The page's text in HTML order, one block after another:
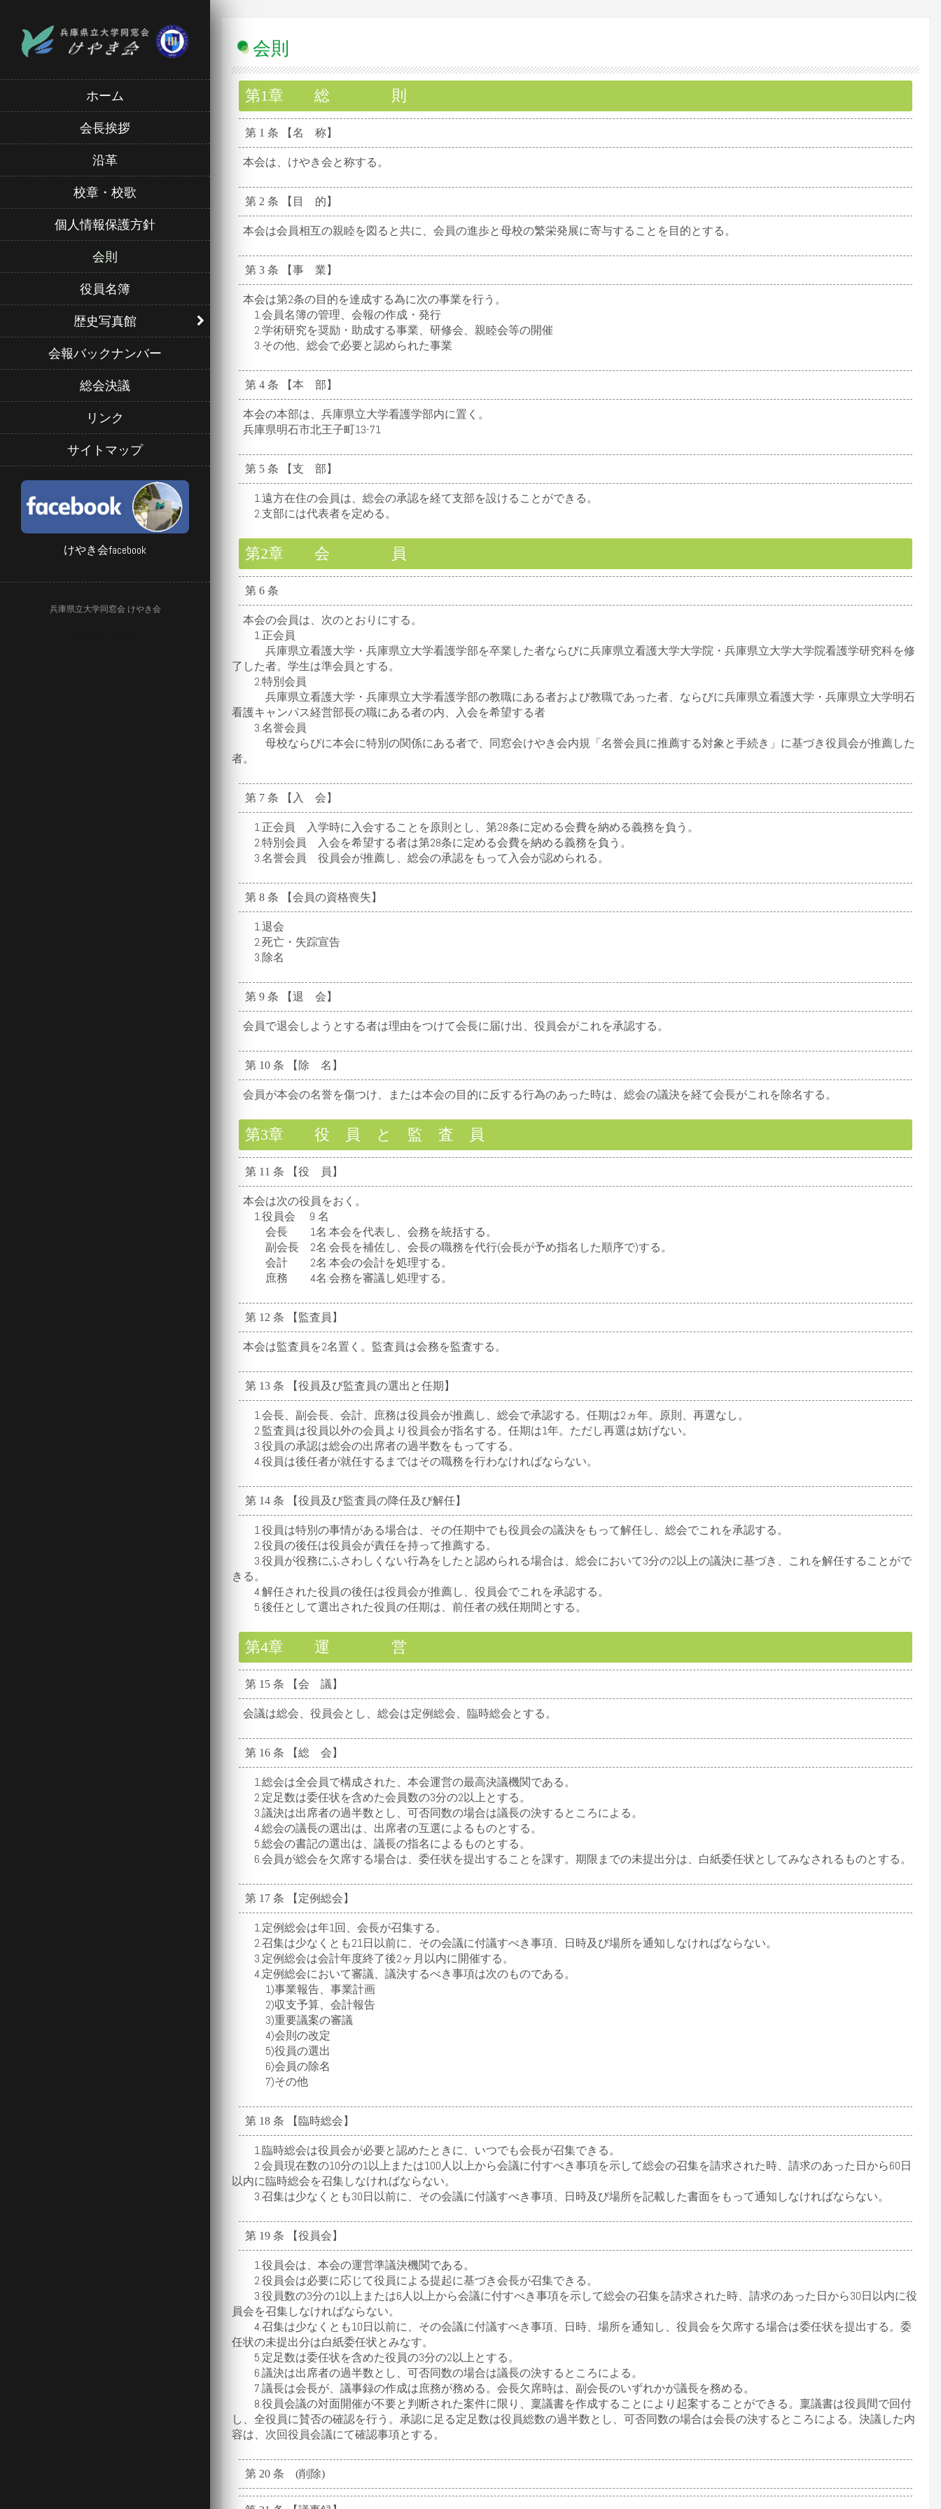
ホーム
会長挨拶
沿革
校章・校歌
個人情報保護方針
会則
役員名簿
歴史写真館
会報バックナンバー
総会決議
リンク
サイトマップ
けやき会facebook
兵庫県立大学同窓会 けやき会
会則
第1章 総 則
第 1 条 【名 称】
本会は、けやき会と称する。
第 2 条 【目 的】
本会は会員相互の親睦を図ると共に、会員の進歩と母校の繁栄発展に寄与することを目的とする。
第 3 条 【事 業】
本会は第2条の目的を達成する為に次の事業を行う。
1.会員名簿の管理、会報の作成・発行
2.学術研究を奨励・助成する事業、研修会、親睦会等の開催
3.その他、総会で必要と認められた事業
第 4 条 【本 部】
本会の本部は、兵庫県立大学看護学部内に置く。
兵庫県明石市北王子町13-71
第 5 条 【支 部】
1.遠方在住の会員は、総会の承認を経て支部を設けることができる。
2.支部には代表者を定める。
第2章 会 員
第 6 条
本会の会員は、次のとおりにする。
1.正会員
兵庫県立看護大学・兵庫県立大学看護学部を卒業した者ならびに兵庫県立看護大学大学院・兵庫県立大学大学院看護学研究科を修
了した者。学生は準会員とする。
2.特別会員
兵庫県立看護大学・兵庫県立大学看護学部の教職にある者および教職であった者、ならびに兵庫県立看護大学・兵庫県立大学明石
看護キャンパス経営部長の職にある者の内、入会を希望する者
3.名誉会員
母校ならびに本会に特別の関係にある者で、同窓会けやき会内規「名誉会員に推薦する対象と手続き」に基づき役員会が推薦した
者。
第 7 条 【入 会】
1.正会員 入学時に入会することを原則とし、第28条に定める会費を納める義務を負う。
2.特別会員 入会を希望する者は第28条に定める会費を納める義務を負う。
3.名誉会員 役員会が推薦し、総会の承認をもって入会が認められる。
第 8 条 【会員の資格喪失】
1.退会
2.死亡・失踪宣告
3.除名
第 9 条 【退 会】
会員で退会しようとする者は理由をつけて会長に届け出、役員会がこれを承認する。
第 10 条 【除 名】
会員が本会の名誉を傷つけ、または本会の目的に反する行為のあった時は、総会の議決を経て会長がこれを除名する。
第3章 役 員 と 監 査 員
第 11 条 【役 員】
本会は次の役員をおく。
1.役員会 9 名
会長 1名:本会を代表し、会務を統括する。
副会長 2名:会長を補佐し、会長の職務を代行(会長が予め指名した順序で)する。
会計 2名:本会の会計を処理する。
庶務 4名:会務を審議し処理する。
第 12 条 【監査員】
本会は監査員を2名置く。監査員は会務を監査する。
第 13 条 【役員及び監査員の選出と任期】
1.会長、副会長、会計、庶務は役員会が推薦し、総会で承認する。任期は2ヵ年。原則、再選なし。
2.監査員は役員以外の会員より役員会が指名する。任期は1年。ただし再選は妨げない。
3.役員の承認は総会の出席者の過半数をもってする。
4.役員は後任者が就任するまではその職務を行わなければならない。
第 14 条 【役員及び監査員の降任及び解任】
1.役員は特別の事情がある場合は、その任期中でも役員会の議決をもって解任し、総会でこれを承認する。
2.役員の後任は役員会が責任を持って推薦する。
3.役員が役務にふさわしくない行為をしたと認められる場合は、総会において3分の2以上の議決に基づき、これを解任することがで
きる。
4.解任された役員の後任は役員会が推薦し、役員会でこれを承認する。
5.後任として選出された役員の任期は、前任者の残任期間とする。
第4章 運 営
第 15 条 【会 議】
会議は総会、役員会とし、総会は定例総会、臨時総会とする。
第 16 条 【総 会】
1.総会は全会員で構成された、本会運営の最高決議機関である。
2.定足数は委任状を含めた会員数の3分の2以上とする。
3.議決は出席者の過半数とし、可否同数の場合は議長の決するところによる。
4.総会の議長の選出は、出席者の互選によるものとする。
5.総会の書記の選出は、議長の指名によるものとする。
6.会員が総会を欠席する場合は、委任状を提出することを課す。期限までの未提出分は、白紙委任状としてみなされるものとする。
第 17 条 【定例総会】
1.定例総会は年1回、会長が召集する。
2.召集は少なくとも21日以前に、その会議に付議すべき事項、日時及び場所を通知しなければならない。
3.定例総会は会計年度終了後2ヶ月以内に開催する。
4.定例総会において審議、議決するべき事項は次のものである。
1)事業報告、事業計画
2)収支予算、会計報告
3)重要議案の審議
4)会則の改定
5)役員の選出
6)会員の除名
7)その他
第 18 条 【臨時総会】
1.臨時総会は役員会が必要と認めたときに、いつでも会長が召集できる。
2.会員現在数の10分の1以上または100人以上から会議に付すべき事項を示して総会の召集を請求された時、請求のあった日から60日
以内に臨時総会を召集しなければならない。
3.召集は少なくとも30日以前に、その会議に付議すべき事項、日時及び場所を記載した書面をもって通知しなければならない。
第 19 条 【役員会】
1.役員会は、本会の運営準議決機関である。
2.役員会は必要に応じて役員による提起に基づき会長が召集できる。
3.役員数の3分の1以上または6人以上から会議に付すべき事項を示して総会の召集を請求された時、請求のあった日から30日以内に役
員会を召集しなければならない。
4.召集は少なくとも10日以前に、その会議に付議すべき事項、日時、場所を通知し、役員会を欠席する場合は委任状を提出する。委
任状の未提出分は白紙委任状とみなす。
5.定足数は委任状を含めた役員の3分の2以上とする。
6.議決は出席者の過半数とし、可否同数の場合は議長の決するところによる。
7.議長は会長が、議事録の作成は庶務が務める。会長欠席時は、副会長のいずれかが議長を務める。
8.役員会議の対面開催が不要と判断された案件に限り、稟議書を作成することにより起案することができる。稟議書は役員間で回付
し、全役員に賛否の確認を行う。承認に足る定足数は役員総数の過半数とし、可否同数の場合は会長の決するところによる。決議した内
容は、次回役員会議にて確認事項とする。
第 20 条 (削除)